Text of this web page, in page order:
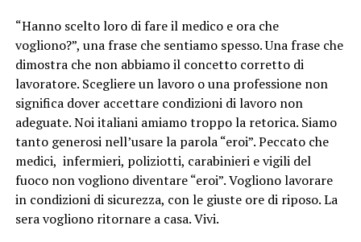
“Hanno scelto loro di fare il medico e ora che
vogliono?”, una frase che sentiamo spesso. Una frase che
dimostra che non abbiamo il concetto corretto di
lavoratore. Scegliere un lavoro o una professione non
significa dover accettare condizioni di lavoro non
adeguate. Noi italiani amiamo troppo la retorica. Siamo
tanto generosi nell’usare la parola “eroi”. Peccato che
medici, infermieri, poliziotti, carabinieri e vigili del
fuoco non vogliono diventare “eroi”. Vogliono lavorare
in condizioni di sicurezza, con le giuste ore di riposo. La
sera vogliono ritornare a casa. Vivi.